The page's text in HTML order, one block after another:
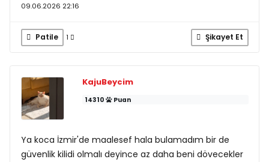
09.06.2026 22:16
Patile 1 Şikayet Et
KajuBeycim
14310 Puan
Ya koca İzmir'de maalesef hala bulamadım bir de
güvenlik kilidi olmalı deyince az daha beni dövecekler